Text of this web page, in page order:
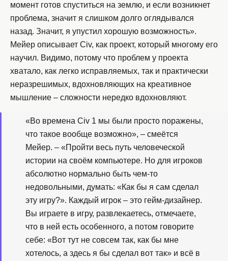
момент готов спуститься на землю, и если возникнет
проблема, значит я слишком долго оглядывался
назад. Значит, я упустил хорошую возможность».
Мейер описывает Civ, как проект, который многому его
научил. Видимо, потому что проблем у проекта
хватало, как легко исправляемых, так и практически
неразрешимых, вдохновляющих на креативное
мышление – сложности нередко вдохновляют.
«Во времена Civ 1 мы были просто поражены,
что такое вообще возможно», – смеётся
Мейер. – «Пройти весь путь человеческой
истории на своём компьютере. Но для игроков
абсолютно нормально быть чем-то
недовольными, думать: «Как бы я сам сделал
эту игру?». Каждый игрок – это гейм-дизайнер.
Вы играете в игру, развлекаетесь, отмечаете,
что в ней есть особенного, а потом говорите
себе: «Вот тут не совсем так, как бы мне
хотелось, а здесь я бы сделал вот так» и всё в